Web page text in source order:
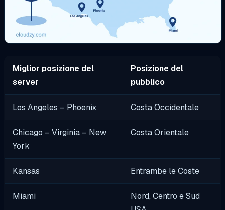
Miglior posizione del
server
Posizione del
pubblico
Los Angeles – Phoenix Costa Occidentale
Chicago – Virginia – New
York
Costa Orientale
Kansas Entrambe le Coste
Miami
Nord, Centro e Sud